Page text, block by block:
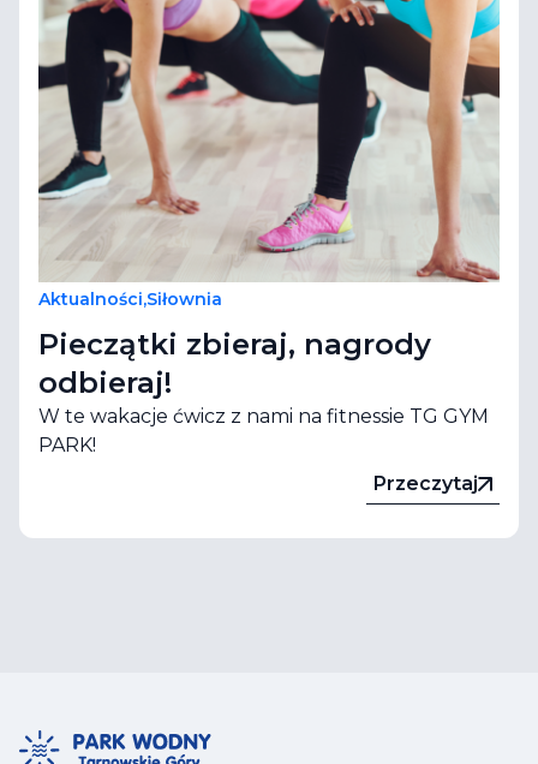
Aktualności,Siłownia
Pieczątki zbieraj, nagrody
odbieraj!
W te wakacje ćwicz z nami na fitnessie TG GYM
PARK!
Przeczytaj